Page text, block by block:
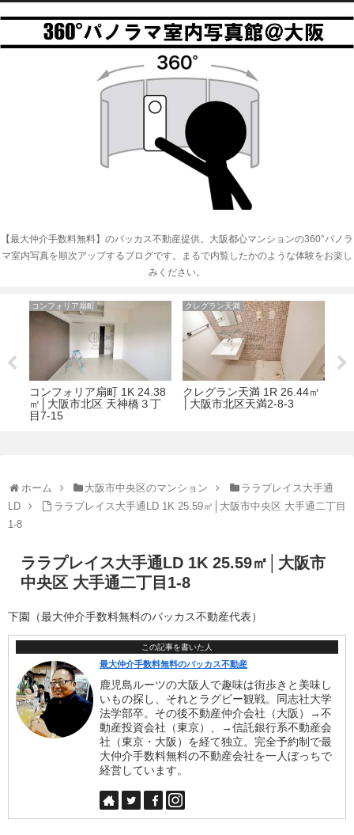
【最大仲介手数料無料】のバッカス不動産提供。大阪都心マンションの360°パノラ
マ室内写真を順次アップするブログです。まるで内覧したかのような体験をお楽し
みください。
クレグラン天満
クレグラン天満 1R 26.44㎡
│大阪市北区天満2-8-3
大阪市北区のマンション
アクアプレイス大阪レジェ
ンドII 1R 31.04㎡│大阪市北
ホーム 大阪市中央区のマンション
ララプレイス大手通
LD
ララプレイス大手通LD 1K 25.59㎡│大阪市中央区 大手通二丁目
1-8
ララプレイス大手通LD 1K 25.59㎡│大阪市
中央区 大手通二丁目1-8
下園（最大仲介手数料無料のバッカス不動産代表）
この記事を書いた人
最大仲介手数料無料のバッカス不動産
鹿児島ルーツの大阪人で趣味は街歩きと美味し
いもの探し、それとラグビー観戦。同志社大学
法学部卒。その後不動産仲介会社（大阪）→不
動産投資会社（東京）、→信託銀行系不動産会
社（東京・大阪）を経て独立。完全予約制で最
大仲介手数料無料の不動産会社を一人ぼっちで
経営しています。